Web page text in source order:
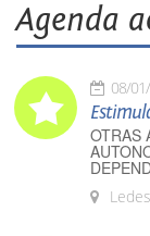
Agenda
08/
OTRAS